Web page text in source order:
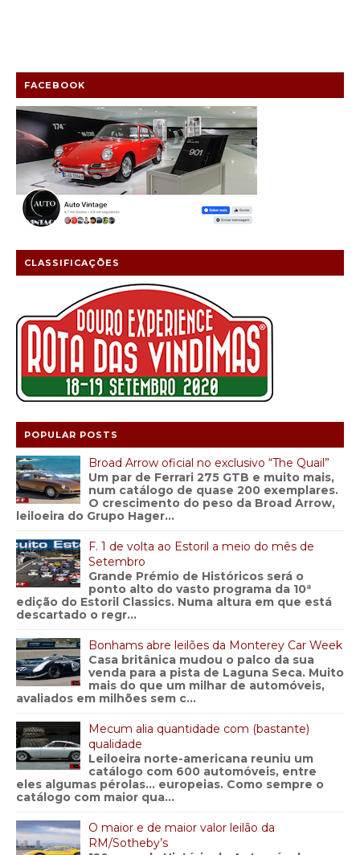
FACEBOOK
CLASSIFICAÇÕES
POPULAR POSTS
Broad Arrow oficial no exclusivo “The Quail”
Um par de Ferrari 275 GTB e muito mais,
num catálogo de quase 200 exemplares.
O crescimento do peso da Broad Arrow,
leiloeira do Grupo Hager...
F. 1 de volta ao Estoril a meio do mês de
Setembro
Grande Prémio de Históricos será o
ponto alto do vasto programa da 10ª
edição do Estoril Classics. Numa altura em que está
descartado o regr...
Bonhams abre leilões da Monterey Car Week
Casa britânica mudou o palco da sua
venda para a pista de Laguna Seca. Muito
mais do que um milhar de automóveis,
avaliados em milhões sem c...
Mecum alia quantidade com (bastante)
qualidade
Leiloeira norte-americana reuniu um
catálogo com 600 automóveis, entre
eles algumas pérolas… europeias. Como sempre o
catálogo com maior qua...
O maior e de maior valor leilão da
RM/Sotheby’s